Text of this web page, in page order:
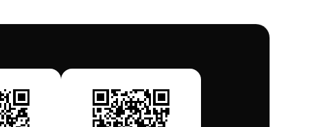
Και το σημαντικότερο, είναι ένα 100%
Ελληνικό προϊόν!!!